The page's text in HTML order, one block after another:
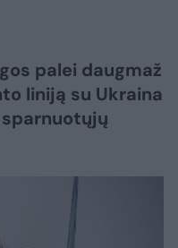
palei daugmaž
liniją su Ukraina